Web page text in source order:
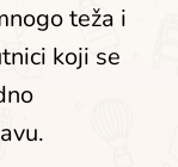
teža i
koji se